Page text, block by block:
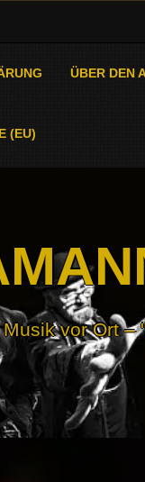
ÜBER DEN
(EU)
Musik vor Ort –